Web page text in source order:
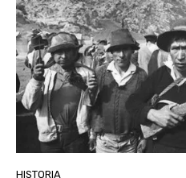
HISTORIA